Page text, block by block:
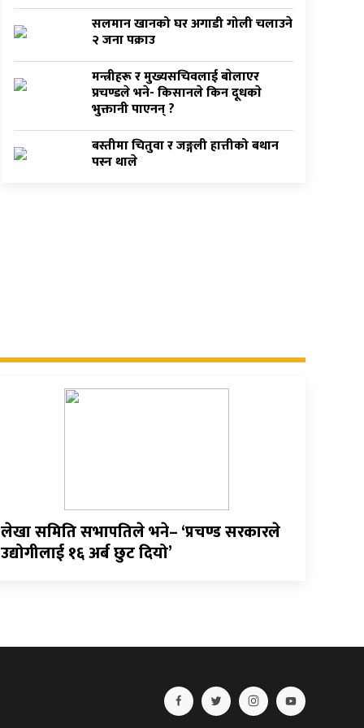
सलमान खानको घर अगाडी गोली चलाउने
२ जना पक्राउ
मन्त्रीहरू र मुख्यसचिवलाई बाेलाएर
प्रचण्डले भने- किसानले किन दूधकाे
भुक्तानी पाएनन् ?
बस्तीमा चितुवा र जङ्गली हात्तीको बथान
पस्न थाले
लेखा समिति सभापतिले भने– ‘प्रचण्ड सरकारले
उद्योगीलाई १६ अर्ब छुट दियो’